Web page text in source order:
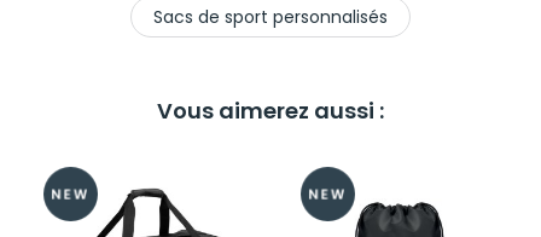
Sacs de sport personnalisés
Vous aimerez aussi :